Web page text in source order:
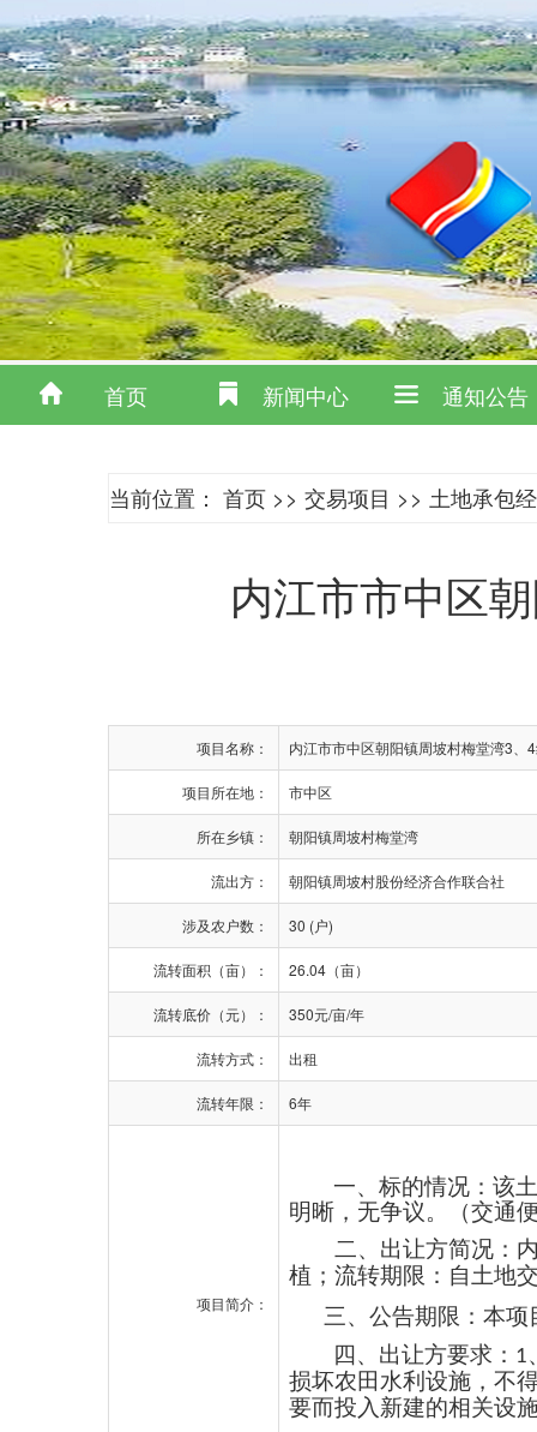
首页 新闻中心 通知公告
当前位置： 首页 >> 交易项目 >> 土地承包
内江市市中区
项目名称： 内江市市中区朝阳镇周坡村梅堂湾3、
项目所在地： 市中区
所在乡镇： 朝阳镇周坡村梅堂湾
流出方： 朝阳镇周坡村股份经济合作联合社
涉及农户数： 30 (户)
流转面积（亩）： 26.04（亩）
流转底价（元）： 350元/亩/年
流转方式： 出租
流转年限： 6年
项目简介：
一、标的情况：该
明晰，无争议。（交通
二、出让方简况：内
植；流转期限：自土地
三、公告期限：本项
四、出让方要求： 1
损坏农田水利设施，不
要而投入新建的相关设